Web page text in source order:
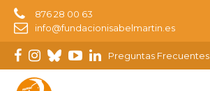
876 28 00 63
info@fundacionisabelmartin.es
Preguntas Frecuentes